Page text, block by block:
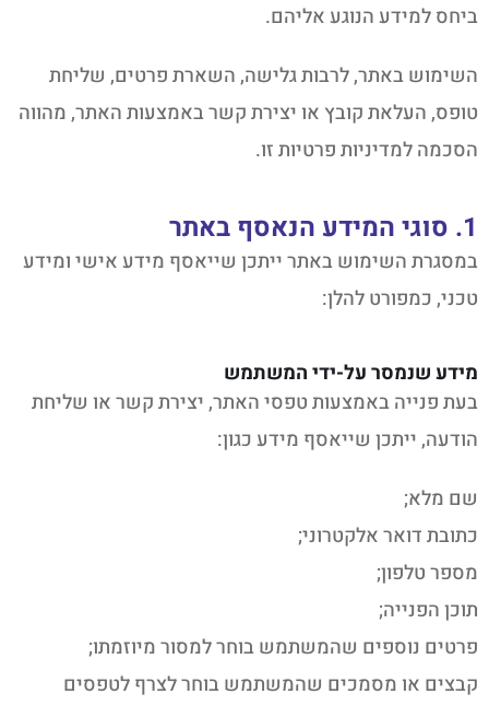
ביחס למידע הנוגע אליהם.
השימוש באתר, לרבות גלישה, השארת פרטים, שליחת
טופס, העלאת קובץ או יצירת קשר באמצעות האתר, מהווה
הסכמה למדיניות פרטיות זו.
1. סוגי המידע הנאסף באתר
במסגרת השימוש באתר ייתכן שייאסף מידע אישי ומידע
טכני, כמפורט להלן:
מידע שנמסר על-ידי המשתמש
בעת פנייה באמצעות טפסי האתר, יצירת קשר או שליחת
הודעה, ייתכן שייאסף מידע כגון:
שם מלא;
כתובת דואר אלקטרוני;
מספר טלפון;
תוכן הפנייה;
פרטים נוספים שהמשתמש בוחר למסור מיוזמתו;
קבצים או מסמכים שהמשתמש בוחר לצרף לטפסים